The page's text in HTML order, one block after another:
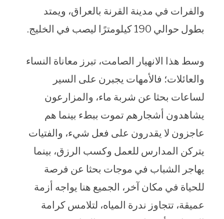
والفرات في مدينة القرنة بالعراق، ويمتد
بطول حوالي 190 كيلومترًا ليصب في الخليج.
وسط هذا الانهيار الصامت، تبرز معاناة النساء
والعائلات؛ فالأمهات يجبرن على السير
لساعات بحثا عن شربة ماء، والمزارعون
يشاهدون أشجارهم تموت ببطء بينما هم
عاجزون لا يقدرون على فعل شيء، والفتيات
يتركن المدارس للعمل وكسب الرزق، بينما
يهاجر الشباب في موجات بحثا عن فرصة
للحياة في مكان آخر، الجميع هنا يواجه أزمة
عميقة، تتجاوز ندرة المياه، لتلامس كرامة